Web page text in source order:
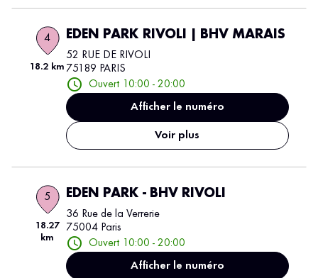
4
18.2 km
EDEN PARK RIVOLI | BHV MARAIS
52 RUE DE RIVOLI
75189 PARIS
Ouvert 10:00 - 20:00
Afficher le numéro
Voir plus
5
18.27
km
EDEN PARK - BHV RIVOLI
36 Rue de la Verrerie
75004 Paris
Ouvert 10:00 - 20:00
Afficher le numéro